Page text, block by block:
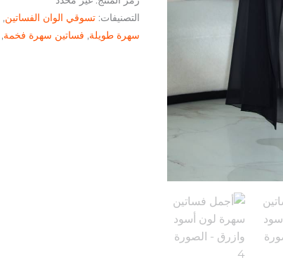
التصنيفات:تسوقي الوان الفساتين,
سهرة طويلة, فساتين سهرة فخمة,